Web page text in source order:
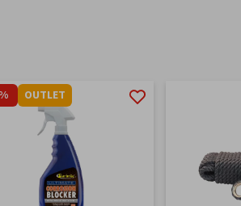
OUTLET